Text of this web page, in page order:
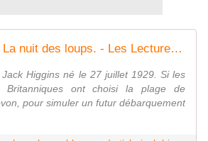
Jack HIGGINS : La nuit des loups. - Les Lectures de l'Oncle Paul
Higgins né le 27 juillet 1929. Si les
Britanniques ont choisi la plage de
pour simuler un futur débarquement